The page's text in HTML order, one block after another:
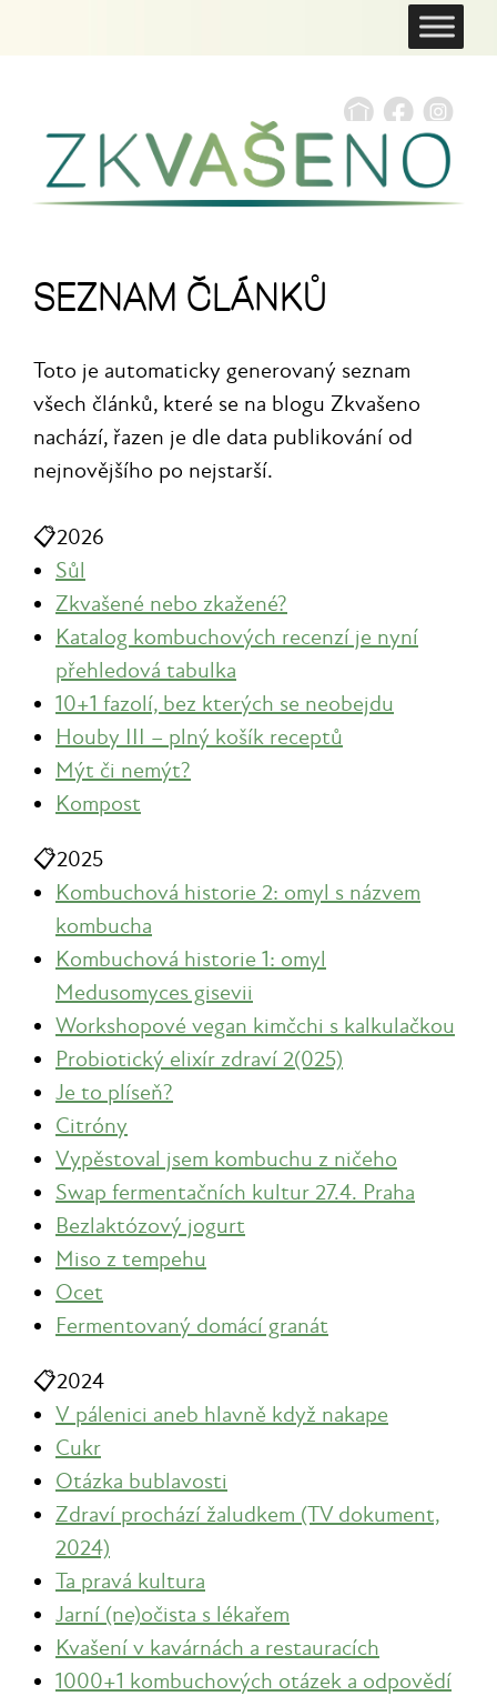
SEZNAM ČLÁNKŮ
Toto je automaticky generovaný seznam
všech článků, které se na blogu Zkvašeno
nachází, řazen je dle data publikování od
nejnovějšího po nejstarší.
📋2026
Sůl
Zkvašené nebo zkažené?
Katalog kombuchových recenzí je nyní
přehledová tabulka
10+1 fazolí, bez kterých se neobejdu
Houby III – plný košík receptů
Mýt či nemýt?
Kompost
📋2025
Kombuchová historie 2: omyl s názvem
kombucha
Kombuchová historie 1: omyl
Medusomyces gisevii
Workshopové vegan kimčchi s kalkulačkou
Probiotický elixír zdraví 2(025)
Je to plíseň?
Citróny
Vypěstoval jsem kombuchu z ničeho
Swap fermentačních kultur 27.4. Praha
Bezlaktózový jogurt
Miso z tempehu
Ocet
Fermentovaný domácí granát
📋2024
V pálenici aneb hlavně když nakape
Cukr
Otázka bublavosti
Zdraví prochází žaludkem (TV dokument,
2024)
Ta pravá kultura
Jarní (ne)očista s lékařem
Kvašení v kavárnách a restauracích
1000+1 kombuchových otázek a odpovědí